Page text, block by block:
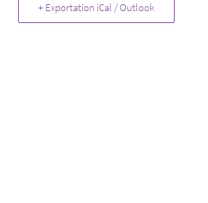
+ Exportation iCal / Outlook